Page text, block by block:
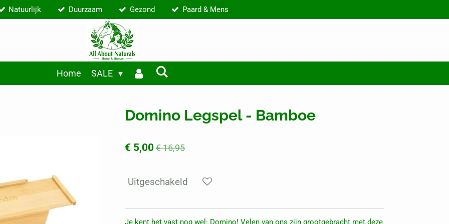
Natuurlijk Duurzaam Gezond Paard & Mens
Home SALE
Domino Legspel - Bamboe
€ 5,00 € 16,95
Uitgeschakeld
Je kent het vast nog wel: Domino! Velen van ons zijn grootgebracht met deze